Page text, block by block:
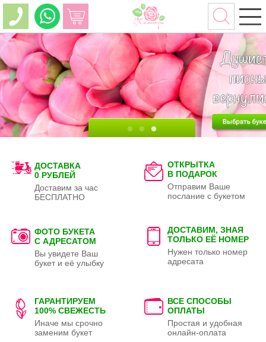
ДОСТАВКА
0 РУБЛЕЙ
Доставим за час
БЕСПЛАТНО
ОТКРЫТКА
В ПОДАРОК
Отправим Ваше
послание с букетом
ФОТО БУКЕТА
С АДРЕСАТОМ
Вы увидете Ваш
букет и её улыбку
ДОСТАВИМ, ЗНАЯ
ТОЛЬКО ЕЁ НОМЕР
Нужен только номер
адресата
ГАРАНТИРУЕМ
100% СВЕЖЕСТЬ
Иначе мы срочно
заменим букет
ВСЕ СПОСОБЫ
ОПЛАТЫ
Простая и удобная
онлайн-оплата